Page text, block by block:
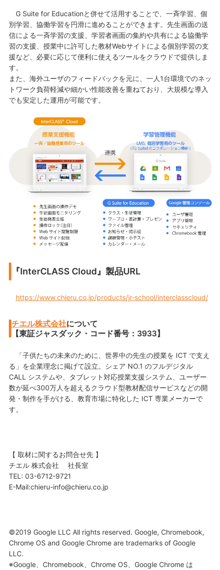
G Suite for Educationと併せて活用することで、一斉学習、個
別学習、協働学習を円滑に進めることができます。先生画面の送
信による一斉学習の支援、学習者画面の集約や共有による協働学
習の支援、授業中に許可した教材Webサイトによる個別学習の支
援など、必要に応じて便利に使えるツールをクラウドで提供しま
す。
また、海外ユーザのフィードバックを元に、一人1台環境でのネッ
トワーク負荷軽減や細かい性能改善を重ねており、大規模な導入
でも安定した運用が可能です。
『InterCLASS Cloud』製品URL
https://www.chieru.co.jp/products/jr-school/interclasscloud/
チエル株式会社について
【東証ジャスダック・コード番号：3933】
「子供たちの未来のために、世界中の先生の授業を ICT で支え
る」を企業理念に掲げて設立。シェア NO.1 のフルデジタル
CALL システムや、タブレット対応授業支援システム、ユーザー
数が延べ300万人を超えるクラウド型教材配信サービスなどの開
発・制作を手がける、教育市場に特化した ICT 専業メーカーで
す。
【 取材に関するお問合せ先 】
チエル 株式会社 社長室
TEL: 03-6712-9721
E-Mail:chieru-info@chieru.co.jp
©2019 Google LLC All rights reserved. Google, Chromebook,
Chrome OS and Google Chrome are trademarks of Google
LLC.
※Google、Chromebook、Chrome OS、Google Chrome は